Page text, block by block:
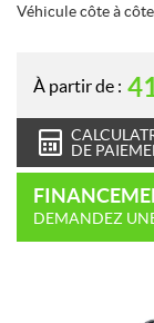
Véhicule côte à côte
À partir de :
DE
DEMANDEZ